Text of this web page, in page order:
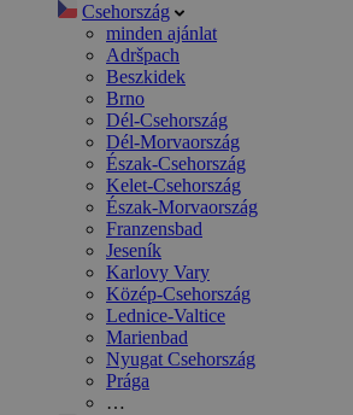
Csehország
minden ajánlat
Adršpach
Beszkidek
Brno
Dél-Csehország
Dél-Morvaország
Észak-Csehország
Kelet-Csehország
Észak-Morvaország
Franzensbad
Jeseník
Karlovy Vary
Közép-Csehország
Lednice-Valtice
Marienbad
Nyugat Csehország
Prága
…